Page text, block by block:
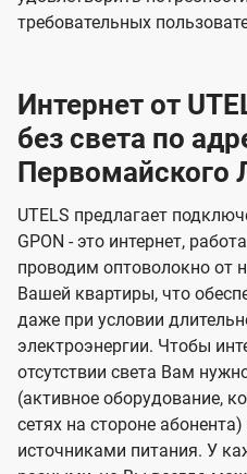
требовательных
Интернет от
без света по
Первомайского
UTELS предлагает
GPON - это интернет,
проводим оптоволокно от
Вашей квартиры, что
даже при условии
электроэнергии. Чтобы
отсутствии света Вам
(активное оборудование,
сетях на стороне
источниками питания. У